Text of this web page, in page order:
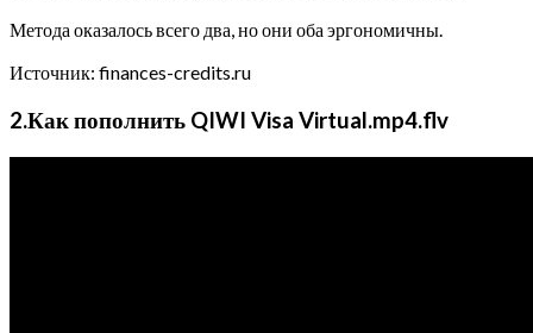
Метода оказалось всего два, но они оба эргономичны.
Источник: finances-credits.ru
2.Как пополнить QIWI Visa Virtual.mp4.flv